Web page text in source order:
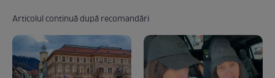
Articolul continuă după recomandări